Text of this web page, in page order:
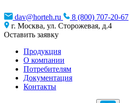
dav@horteh.ru
8 (800) 707-20-67
г. Москва, ул. Сторожевая, д.4
Оставить заявку
Продукция
О компании
Потребителям
Документация
Контакты